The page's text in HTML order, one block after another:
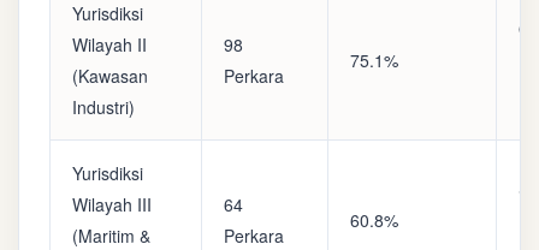
Yurisdiksi
Wilayah II
(Kawasan
Industri)
98
Perkara
75.1%
Yurisdiksi
Wilayah III
(Maritim &
64
Perkara
60.8%